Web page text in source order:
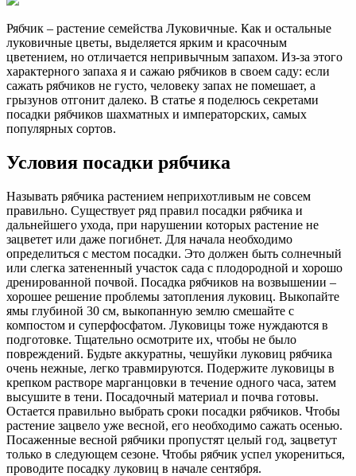
Рябчик – растение семейства Луковичные. Как и остальные
луковичные цветы, выделяется ярким и красочным
цветением, но отличается непривычным запахом. Из-за этого
характерного запаха я и сажаю рябчиков в своем саду: если
сажать рябчиков не густо, человеку запах не помешает, а
грызунов отгонит далеко. В статье я поделюсь секретами
посадки рябчиков шахматных и императорских, самых
популярных сортов.
Условия посадки рябчика
Называть рябчика растением неприхотливым не совсем
правильно. Существует ряд правил посадки рябчика и
дальнейшего ухода, при нарушении которых растение не
зацветет или даже погибнет. Для начала необходимо
определиться с местом посадки. Это должен быть солнечный
или слегка затененный участок сада с плодородной и хорошо
дренированной почвой. Посадка рябчиков на возвышении –
хорошее решение проблемы затопления луковиц. Выкопайте
ямы глубиной 30 см, выкопанную землю смешайте с
компостом и суперфосфатом. Луковицы тоже нуждаются в
подготовке. Тщательно осмотрите их, чтобы не было
повреждений. Будьте аккуратны, чешуйки луковиц рябчика
очень нежные, легко травмируются. Подержите луковицы в
крепком растворе марганцовки в течение одного часа, затем
высушите в тени. Посадочный материал и почва готовы.
Остается правильно выбрать сроки посадки рябчиков. Чтобы
растение зацвело уже весной, его необходимо сажать осенью.
Посаженные весной рябчики пропустят целый год, зацветут
только в следующем сезоне. Чтобы рябчик успел укорениться,
проводите посадку луковиц в начале сентября.